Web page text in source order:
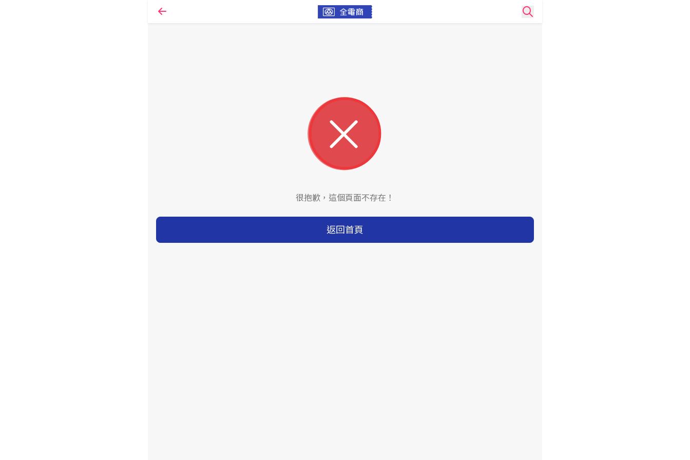
很抱歉，這個頁面不存在！
返回首頁